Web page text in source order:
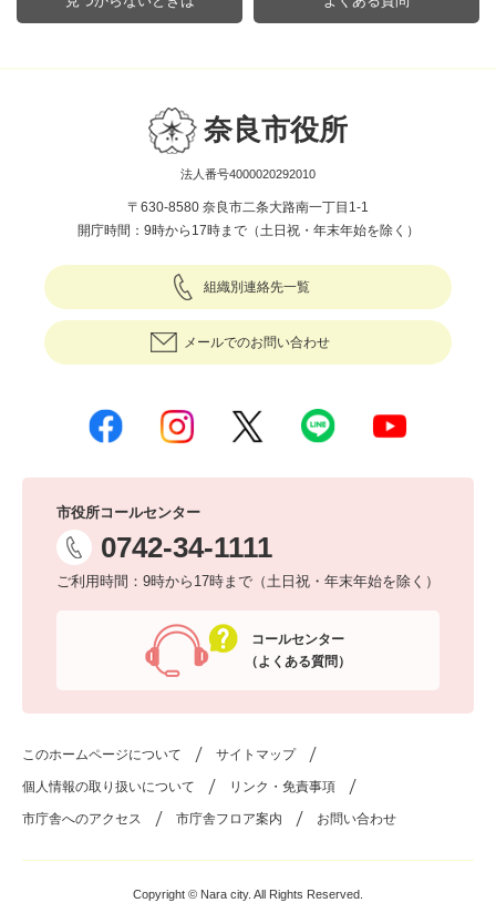
奈良市役所
法人番号4000020292010
〒630-8580 奈良市二条大路南一丁目1-1
開庁時間：9時から17時まで（土日祝・年末年始を除く）
組織別連絡先一覧
メールでのお問い合わせ
市役所コールセンター
0742-34-1111
ご利用時間：9時から17時まで（土日祝・年末年始を除く）
コールセンター
（よくある質問）
このホームページについて サイトマップ
個人情報の取り扱いについて リンク・免責事項
市庁舎へのアクセス 市庁舎フロア案内 お問い合わせ
Copyright © Nara city. All Rights Reserved.